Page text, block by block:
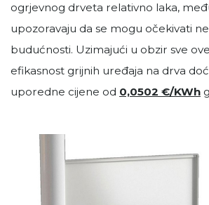
ogrjevnog drveta relativno laka,
upozoravaju da se mogu očekivati
budućnosti. Uzimajući u obzir sve
efikasnost grijnih uređaja na drva
uporedne cijene od 0,0502 €/KWh